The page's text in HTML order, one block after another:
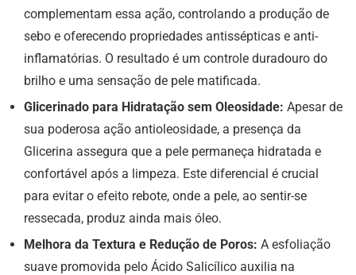
complementam essa ação, controlando a produção de
sebo e oferecendo propriedades antissépticas e anti-
inflamatórias. O resultado é um controle duradouro do
brilho e uma sensação de pele matificada.
Glicerinado para Hidratação sem Oleosidade: Apesar de
sua poderosa ação antioleosidade, a presença da
Glicerina assegura que a pele permaneça hidratada e
confortável após a limpeza. Este diferencial é crucial
para evitar o efeito rebote, onde a pele, ao sentir-se
ressecada, produz ainda mais óleo.
Melhora da Textura e Redução de Poros: A esfoliação
suave promovida pelo Ácido Salicílico auxilia na